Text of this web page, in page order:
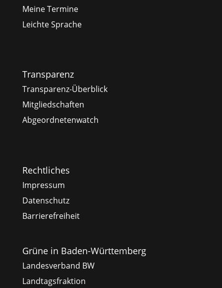
Meine Termine
Leichte Sprache
Transparenz
Transparenz-Überblick
Mitgliedschaften
Abgeordnetenwatch
Rechtliches
Impressum
Datenschutz
Barrierefreiheit
Grüne in Baden-Württemberg
Landesverband BW
Landtagsfraktion